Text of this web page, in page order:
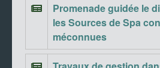
Promenade guidée le
les Sources de Spa
méconnues